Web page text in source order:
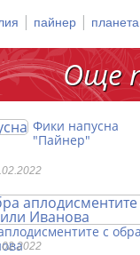
| пайнер | планета
Още
Фики напусна
"Пайнер"
с